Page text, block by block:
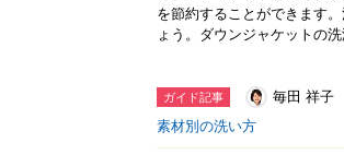
を節約することができます
ょう。ダウンジャケットの
ガイド記事
毎田 祥子
素材別の洗い方